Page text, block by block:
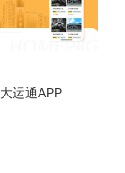
大运通APP